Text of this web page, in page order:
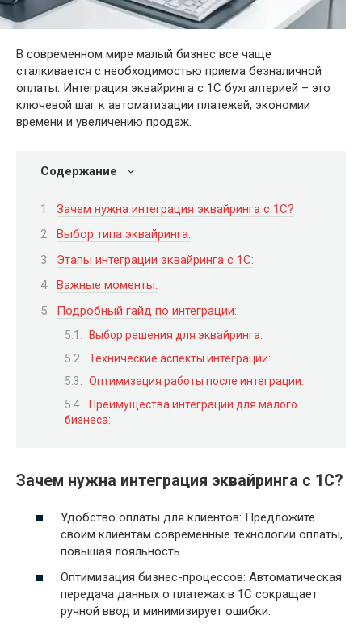
В современном мире малый бизнес все чаще
сталкивается с необходимостью приема безналичной
оплаты. Интеграция эквайринга с 1С бухгалтерией – это
ключевой шаг к автоматизации платежей, экономии
времени и увеличению продаж.
Содержание
Зачем нужна интеграция эквайринга с 1С?
Выбор типа эквайринга:
Этапы интеграции эквайринга с 1С:
Важные моменты:
Подробный гайд по интеграции:
Выбор решения для эквайринга:
Технические аспекты интеграции:
Оптимизация работы после интеграции:
Преимущества интеграции для малого
бизнеса:
Зачем нужна интеграция эквайринга с 1С?
Удобство оплаты для клиентов: Предложите
своим клиентам современные технологии оплаты,
повышая лояльность.
Оптимизация бизнес-процессов: Автоматическая
передача данных о платежах в 1С сокращает
ручной ввод и минимизирует ошибки.